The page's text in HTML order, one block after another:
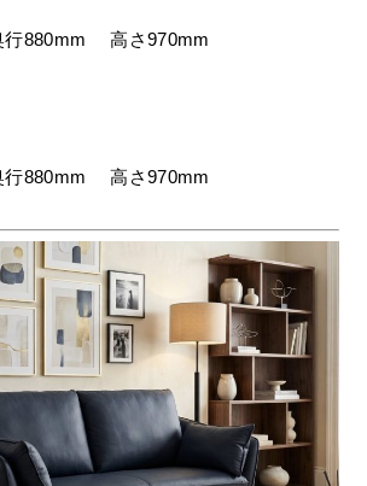
880mm 高さ970mm
880mm 高さ970mm